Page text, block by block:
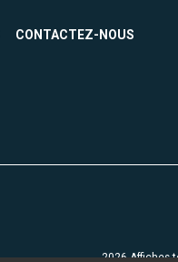
CONTACTEZ-NOUS
2026 Affiches